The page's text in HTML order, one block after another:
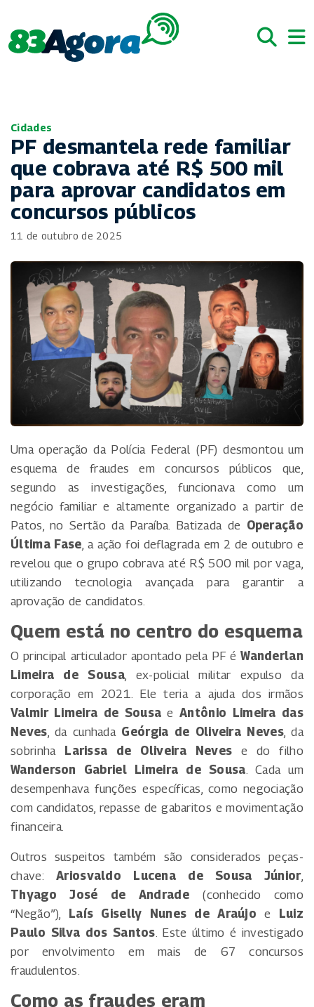
Cidades
PF desmantela rede familiar
que cobrava até R$ 500 mil
para aprovar candidatos em
concursos públicos
11 de outubro de 2025
Uma operação da Polícia Federal (PF) desmontou um
esquema de fraudes em concursos públicos que,
segundo as investigações, funcionava como um
negócio familiar e altamente organizado a partir de
Patos, no Sertão da Paraíba. Batizada de Operação
Última Fase, a ação foi deflagrada em 2 de outubro e
revelou que o grupo cobrava até R$ 500 mil por vaga,
utilizando tecnologia avançada para garantir a
aprovação de candidatos.
Quem está no centro do esquema
O principal articulador apontado pela PF éWanderlan
Limeira de Sousa, ex-policial militar expulso da
corporação em 2021. Ele teria a ajuda dos irmãos
Valmir Limeira de Sousa eAntônio Limeira das
Neves, da cunhada Geórgia de Oliveira Neves, da
sobrinha
Larissa de Oliveira Neves e do filho
Wanderson Gabriel Limeira de Sousa. Cada um
desempenhava funções específicas, como negociação
com candidatos, repasse de gabaritos e movimentação
financeira.
Outros suspeitos também são considerados peças-
chave:Ariosvaldo Lucena de Sousa Júnior,
Thyago José de Andrade(conhecido como
“Negão”),
Laís Giselly Nunes de Araújo e
Luiz
Paulo Silva dos Santos. Este último é investigado
por envolvimento em mais de 67 concursos
fraudulentos.
Como as fraudes eram